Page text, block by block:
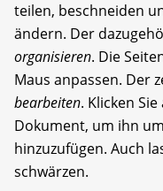
teilen, beschneiden
ändern. Der
organisieren. Die
Maus anpassen. Der
bearbeiten. Klicken
Dokument, um ihn
hinzuzufügen. Auch
schwärzen.